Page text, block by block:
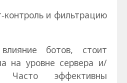
и фильтрацию
ботов, стоит
на уровне сервера и/
Часто эффективны